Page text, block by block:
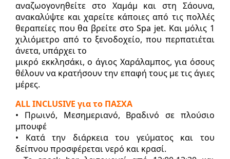
αναζωογονηθείτε στο Χαμάμ και στη Σάουνα,
ανακαλύψτε και χαρείτε κάποιες από τις πολλές
θεραπείες που θα βρείτε στο Spa jet. Και μόλις 1
χιλιόμετρο από το ξενοδοχείο, που περπατιέται
άνετα, υπάρχει το
μικρό εκκλησάκι, ο άγιος Χαράλαμπος, για όσους
θέλουν να κρατήσουν την επαφή τους με τις άγιες
μέρες.
ALL INCLUSIVE για το ΠΑΣΧΑ
• Πρωινό, Μεσημεριανό, Βραδινό σε πλούσιο
μπουφέ
• Κατά την διάρκεια του γεύματος και του
δείπνου προσφέρεται νερό και κρασί.